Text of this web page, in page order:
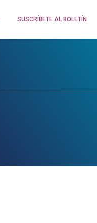
SUSCRÍBETE AL BOLETÍN